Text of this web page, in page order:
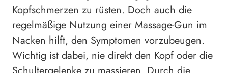
Kopfschmerzen zu rüsten. Doch auch die
regelmäßige Nutzung einer Massage-Gun im
Nacken hilft, den Symptomen vorzubeugen.
Wichtig ist dabei, nie direkt den Kopf oder die